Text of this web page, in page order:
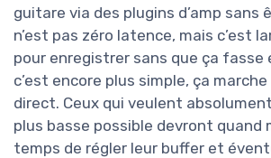
guitare via des plugins d’amp sans
n’est pas zéro latence, mais c’est
pour enregistrer sans que ça fasse
c’est encore plus simple, ça
direct. Ceux qui veulent
plus basse possible devront quand
temps de régler leur buffer et